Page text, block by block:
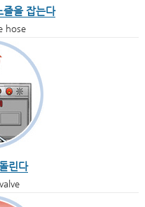
을 잡는다
hose
린다